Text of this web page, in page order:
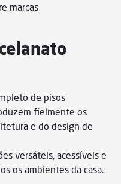
marcas
de pisos
fielmente os
e do design de
versáteis, acessíveis e
os ambientes da casa.